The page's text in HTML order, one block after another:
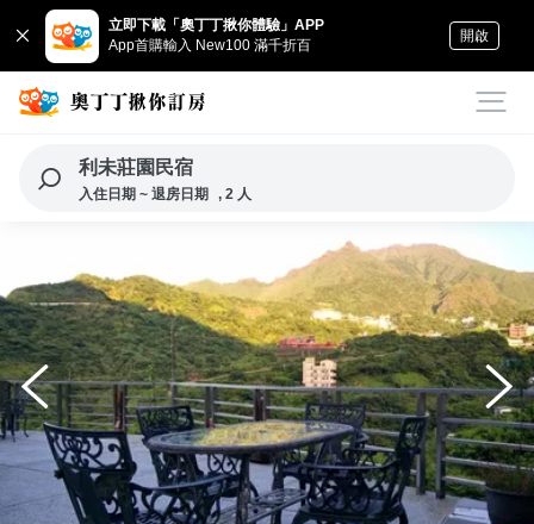
立即下載「奧丁丁揪你體驗」APP
App首購輸入 New100 滿千折百
開啟
利未莊園民宿
入住日期 ~ 退房日期 , 2 人